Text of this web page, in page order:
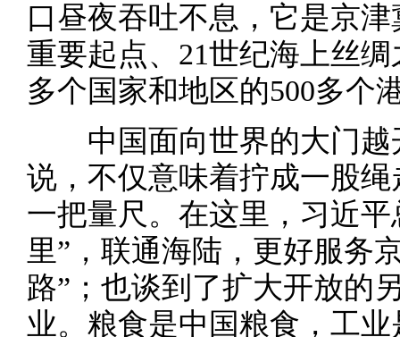
口昼夜吞吐不息，它是京
重要起点、21世纪海上丝
多个国家和地区的500多个
中国面向世界的大门越
说，不仅意味着拧成一股
一把量尺。在这里，习近
里”，联通海陆，更好服务
路”；也谈到了扩大开放的
业。粮食是中国粮食，工